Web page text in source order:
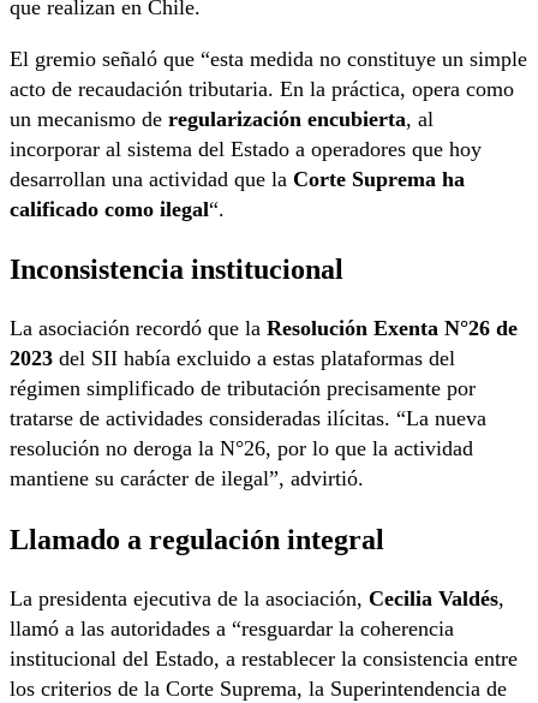
que realizan en Chile.
El gremio señaló que “esta medida no constituye un simple
acto de recaudación tributaria. En la práctica, opera como
un mecanismo de regularización encubierta, al
incorporar al sistema del Estado a operadores que hoy
desarrollan una actividad que la Corte Suprema ha
calificado como ilegal“.
Inconsistencia institucional
La asociación recordó que la Resolución Exenta N°26 de
2023 del SII había excluido a estas plataformas del
régimen simplificado de tributación precisamente por
tratarse de actividades consideradas ilícitas. “La nueva
resolución no deroga la N°26, por lo que la actividad
mantiene su carácter de ilegal”, advirtió.
Llamado a regulación integral
La presidenta ejecutiva de la asociación, Cecilia Valdés,
llamó a las autoridades a “resguardar la coherencia
institucional del Estado, a restablecer la consistencia entre
los criterios de la Corte Suprema, la Superintendencia de